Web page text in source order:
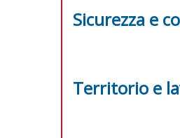
Sicurezza e
Territorio e